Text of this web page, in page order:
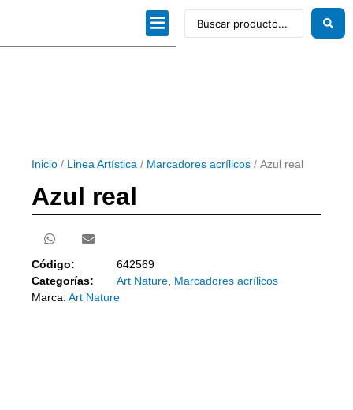
Inicio / Linea Artística / Marcadores acrílicos / Azul real
Azul real
Código:
642569
Categorías:
Art Nature Marcadores acrílicos
Marca: Art Nature